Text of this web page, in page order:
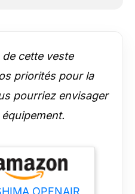
cette veste
priorités pour la
pourriez envisager
OPENAIR